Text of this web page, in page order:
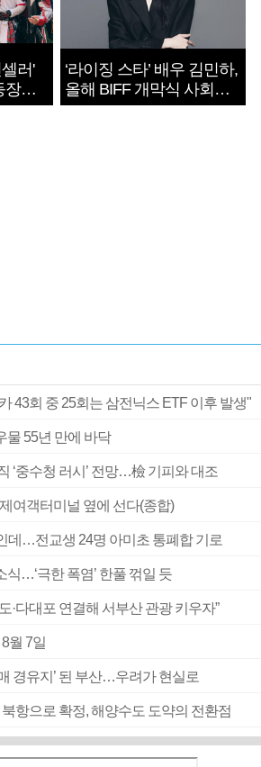
러'
장
‘라이징 스타’ 배우 김민하,
올해 BIFF 개막식 사회자
확정
43회 중 25회는 삼전닉스 ETF 이후 발생"
물 55년 만에 바닥
‘중수청 러시’ 전망…檢 기피와 대조
여객터미널 옆에 선다(종합)
데…전교생 24명 아미초 통폐합 기로
식…‘극한 폭염’ 한풀 꺾일 듯
·다대포 연결해 서부산 관광 키우자”
월 7일
경유지’ 된 부산…우려가 현실로
항으로 확정, 해양수도 도약의 전환점